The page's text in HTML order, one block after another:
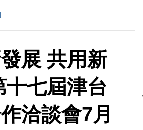
展 共用新
十七屆津台
洽談會7月